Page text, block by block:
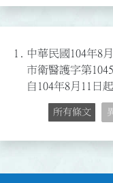
1. 中華民國104年8
市衛醫護字第
自104年8月11日
所有條文